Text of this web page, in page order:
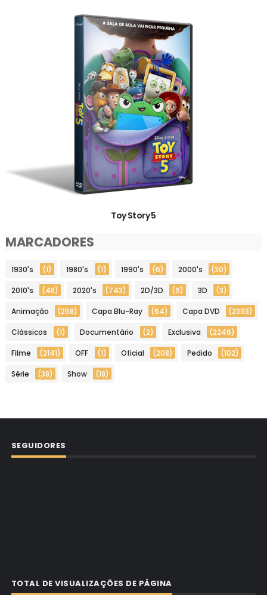
Toy Story 5
MARCADORES
1930's (1) 1980's (1) 1990's (6) 2000's (30)
2010's (48) 2020's (743) 2D/3D (6) 3D (3)
Animação (258) Capa Blu-Ray (64) Capa DVD (2393)
Clássicos (1) Documentário (2) Exclusiva (2246)
Filme (2141) OFF (1) Oficial (208) Pedido (102)
Série (38) Show (18)
SEGUIDORES
TOTAL DE VISUALIZAÇÕES DE PÁGINA